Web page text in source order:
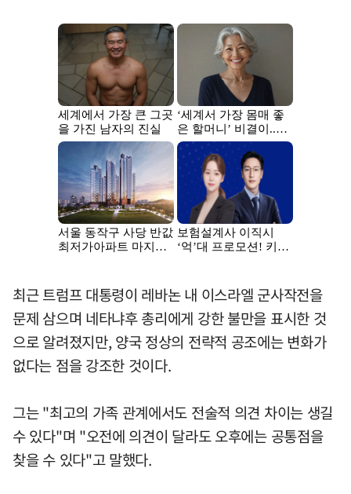
최근 트럼프 대통령이 레바논 내 이스라엘 군사작전을
문제 삼으며 네타냐후 총리에게 강한 불만을 표시한 것
으로 알려졌지만, 양국 정상의 전략적 공조에는 변화가
없다는 점을 강조한 것이다.
그는 "최고의 가족 관계에서도 전술적 의견 차이는 생길
수 있다"며 "오전에 의견이 달라도 오후에는 공통점을
찾을 수 있다"고 말했다.